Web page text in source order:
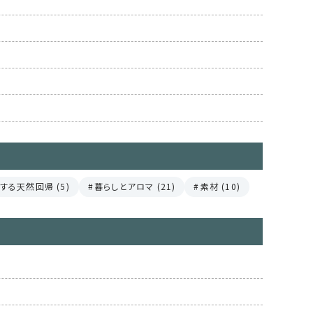
る天然回帰 (5) 暮らしとアロマ (21) 素材 (10)